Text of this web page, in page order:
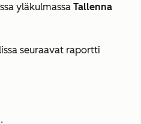
yläkulmassa Tallenna
seuraavat raportti
.